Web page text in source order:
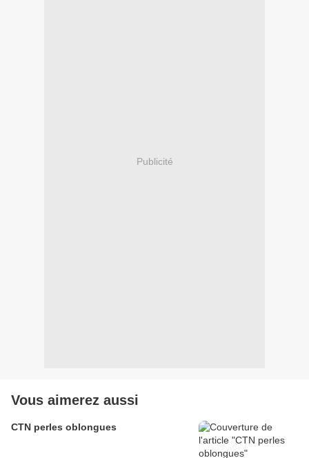
Publicité
Vous aimerez aussi
CTN perles oblongues